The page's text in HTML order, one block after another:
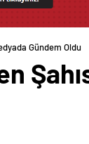
Gündem Oldu